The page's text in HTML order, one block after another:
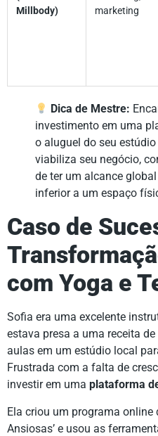
Millbody)
marketing
Dica de Mestre:
investimento em uma
o aluguel do seu
viabiliza seu negócio,
de ter um alcance
inferior a um espaço
Caso de
com Yoga e
Sofia era uma excelente
estava presa a uma receita
aulas em um estúdio local
Frustrada com a falta de
investir em uma plataforma
Ela criou um programa online
Ansiosas’ e usou as